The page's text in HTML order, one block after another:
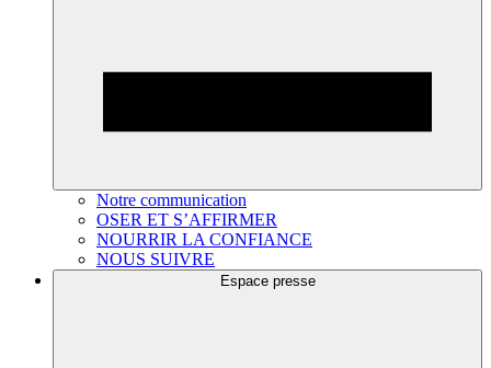
Notre communication
OSER ET S’AFFIRMER
NOURRIR LA CONFIANCE
NOUS SUIVRE
Espace presse